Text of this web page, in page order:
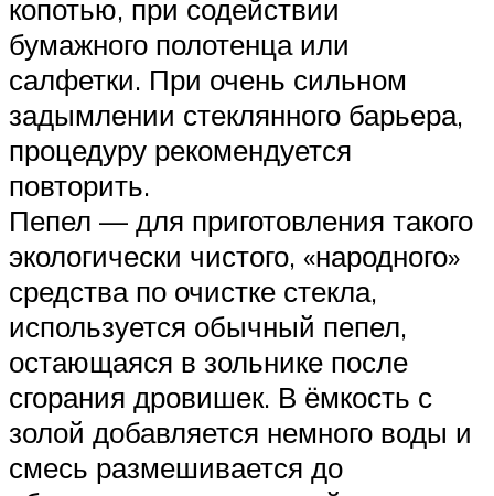
копотью, при содействии
бумажного полотенца или
салфетки. При очень сильном
задымлении стеклянного барьера,
процедуру рекомендуется
повторить.
Пепел — для приготовления такого
экологически чистого, «народного»
средства по очистке стекла,
используется обычный пепел,
остающаяся в зольнике после
сгорания дровишек. В ёмкость с
золой добавляется немного воды и
смесь размешивается до